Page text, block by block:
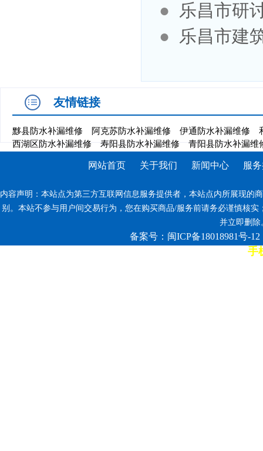
● 乐昌市研
● 乐昌市建
友情链接
黟县防水补漏维修 阿克苏防水补漏维修 伊通防水补漏维修
西湖区防水补漏维修
寿阳县防水补漏维修 青阳县防水补漏维
网站首页 关于我们 新闻中心 服
内容声明：本站点为第三方互联网信息服务提供者，本站点内所展现的
别。本站不参与用户间交易行为，您在购买商品/服务前请务必谨慎核
并立即删除
备案号：闽ICP备18018981号-12
7*12小时客服热线: 康师傅手